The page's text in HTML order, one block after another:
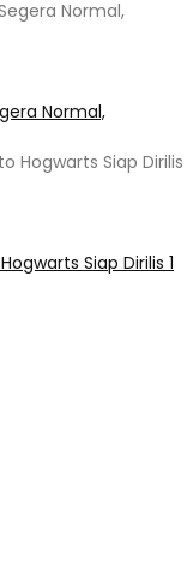
Normal,
Siap Dirilis 1